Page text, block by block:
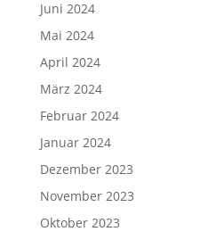
Juni 2024
Mai 2024
April 2024
März 2024
Februar 2024
Januar 2024
Dezember 2023
November 2023
Oktober 2023